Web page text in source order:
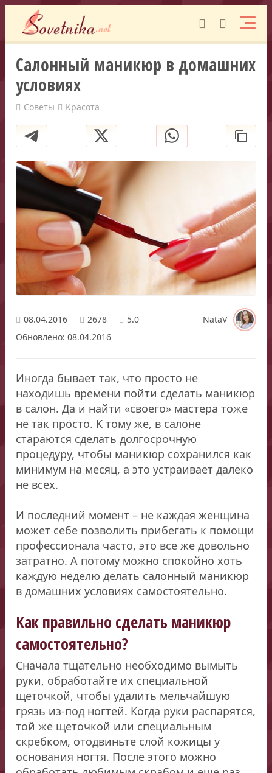
Салонный маникюр в домашних
условиях
Советы Красота
08.04.2016 2678 5.0
NataV
Обновлено: 08.04.2016
Иногда бывает так, что просто не
находишь времени пойти сделать маникюр
в салон. Да и найти «своего» мастера тоже
не так просто. К тому же, в салоне
стараются сделать долгосрочную
процедуру, чтобы маникюр сохранился как
минимум на месяц, а это устраивает далеко
не всех.
И последний момент – не каждая женщина
может себе позволить прибегать к помощи
профессионала часто, это все же довольно
затратно. А потому можно спокойно хоть
каждую неделю делать салонный маникюр
в домашних условиях самостоятельно.
Как правильно сделать маникюр
самостоятельно?
Сначала тщательно необходимо вымыть
руки, обработайте их специальной
щеточкой, чтобы удалить мельчайшую
грязь из-под ногтей. Когда руки распарятся,
той же щеточкой или специальным
скребком, отодвиньте слой кожицы у
основания ногтя. После этого можно